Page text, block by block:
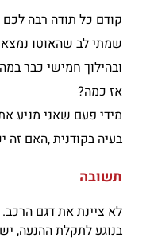
קודם כל תודה רבה
אז כמה?
מידי פעם שאני מניע
בעיה בקודנית ,האם זה
תשובה
לא ציינת את דגם הרכב.
בנוגע לתקלת ההנעה, ישנו צורך בבדיקת מערכת